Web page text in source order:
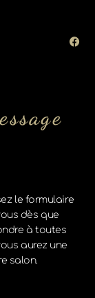
le formulaire
dès que
à toutes
aurez une
salon.